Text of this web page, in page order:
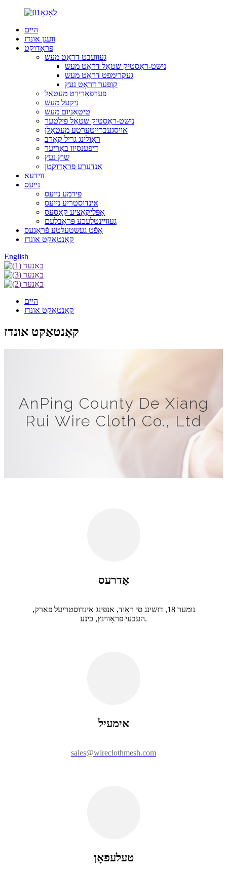
היים
וועגן אונדז
פּראָדוקט
געוועבט דראָט מעש
נישט-ראַסטיק שטאָל דראָט מעש
געקרימפט דראָט מעש
קופּער דראָט נעץ
פּערפאָרירט מעטאַל
ניקעל מעש
טיטאַניום מעש
נישט-ראַסטיק שטאָל פילטער
אויסגעברייטערטע מעטאַלן
ראָולינג גריל קאָרב
דיפענסיוו באַריער
שוץ נעץ
אַנדערע פּראָדוקטן
ווידעא
נייעס
פירמע נייעס
אינדוסטריע נייעס
אַפּליקאַציע קאַסעס
געוויינטלעכע פּראָבלעם
אָפֿט געשטעלטע פֿראַגעס
קאָנטאַקט אונדז
English
היים
קאָנטאַקט אונדז
קאָנטאַקט אונדז
AnPing County De Xiang
Rui Wire Cloth Co., Ltd
אַדרעס
נומער 18, דזשינג סי ראָוד, אַנפּינג אינדוסטריעל פּאַרק,
העבעי פּראָווינץ, כינע.
אימעיל
sales@wireclothmesh.com
טעלעפאָן